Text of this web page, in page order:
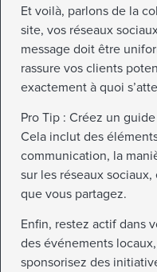
Et voilà, parlons de la
site, vos réseaux
message doit être
rassure vos clients
exactement à quoi
Pro Tip : Créez un
Cela inclut des
communication, la
sur les réseaux
que vous partagez.
Enfin, restez actif dans
des événements
sponsorisez des